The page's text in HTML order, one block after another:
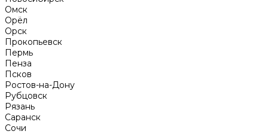
Омск
Орёл
Орск
Прокопьевск
Пермь
Пенза
Псков
Ростов-на-Дону
Рубцовск
Рязань
Саранск
Сочи